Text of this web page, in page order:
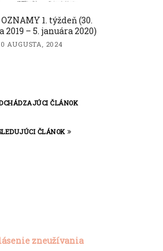
OZNAMY 1. týždeň (30.
2019 – 5. januára 2020)
AUGUSTA, 2024
ČLÁNOK
ČLÁNOK
zneužívania